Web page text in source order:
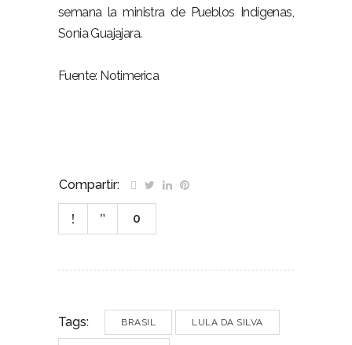
semana la ministra de Pueblos Indígenas,
Sonia Guajajara.
Fuente: Notimerica
Compartir:
0
Tags: BRASIL LULA DA SILVA